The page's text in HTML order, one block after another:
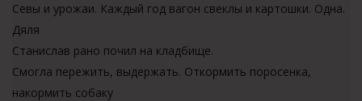
Севы и урожаи. Каждый год вагон свеклы и картошки. Одна.
Дяля
Станислав рано почил на кладбище.
Смогла пережить, выдержать. Откормить поросенка,
накормить собаку